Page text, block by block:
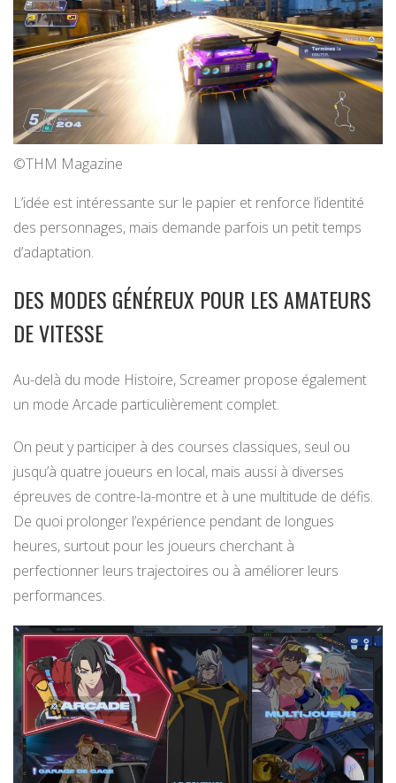
©THM Magazine
L’idée est intéressante sur le papier et renforce l’identité
des personnages, mais demande parfois un petit temps
d’adaptation.
DES MODES GÉNÉREUX POUR LES AMATEURS
DE VITESSE
Au-delà du mode Histoire, Screamer propose également
un mode Arcade particulièrement complet.
On peut y participer à des courses classiques, seul ou
jusqu’à quatre joueurs en local, mais aussi à diverses
épreuves de contre-la-montre et à une multitude de défis.
De quoi prolonger l’expérience pendant de longues
heures, surtout pour les joueurs cherchant à
perfectionner leurs trajectoires ou à améliorer leurs
performances.